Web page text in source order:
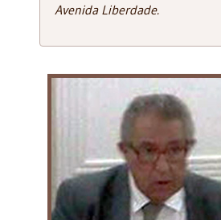
Avenida Liberdade.